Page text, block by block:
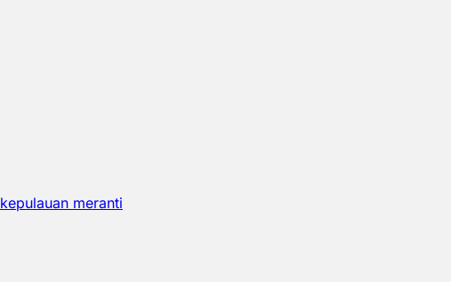
kepulauan meranti